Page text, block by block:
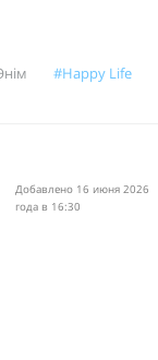
#Happy Life
Добавлено 16 июня 2026
года в 16:30